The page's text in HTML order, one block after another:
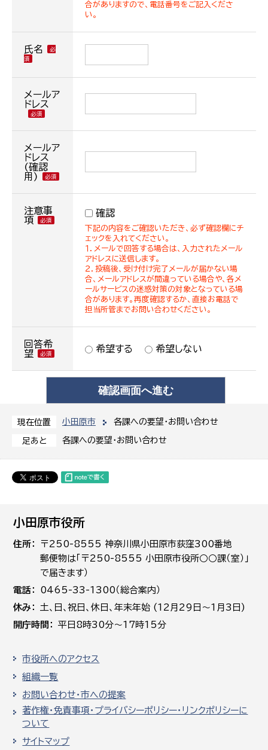
現在位置 小田原市 各課への要望・お問い合わせ
足あと 各課への要望・お問い合わせ
合がありますので、電話番号をご記入くださ
い。
氏名
メールア
ドレス
メールア
ドレス
(確認
用)
注意事
項
確認
下記の内容をご確認いただき、必ず確認欄にチ
ェックを入れてください。
１．メールで回答する場合は、入力されたメール
アドレスに送信します。
２．投稿後、受け付け完了メールが届かない場
合、メールアドレスが間違っている場合や、各メ
ールサービスの迷惑対策の対象となっている場
合があります。再度確認するか、直接お電話で
担当所管までお問い合わせください。
回答希
望
希望する 希望しない
小田原市役所
住所
〒250-8555 神奈川県小田原市荻窪300番地
郵便物は「〒250-8555 小田原市役所○○課（室）」
で届きます）
電話
0465-33-1300（総合案内）
休み
土､日､祝日、休日、年末年始 (12月29日～1月3日)
開庁時間
平日8時30分～17時15分
市役所へのアクセス
組織一覧
お問い合わせ・市への提案
著作権・免責事項・プライバシーポリシー・リンクポリシーに
ついて
サイトマップ